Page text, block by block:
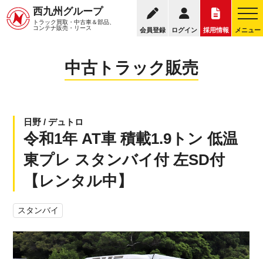
西九州グループ
トラック買取・中古車＆部品、
コンテナ販売・リース
会員登録 ログイン 採用情報 メニュー
中古トラック販売トップ トラック販売について
中古トラック販売
日野 / デュトロ
令和1年 AT車 積載1.9トン 低温
東プレ スタンバイ付 左SD付
【レンタル中】
スタンバイ